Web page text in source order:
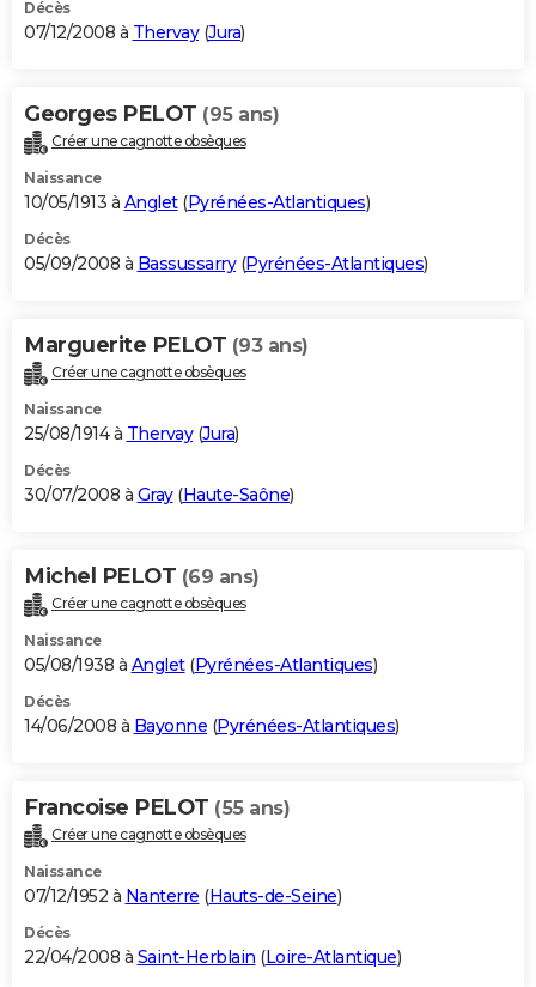
Décès
07/12/2008 à Thervay(Jura)
Georges PELOT (95 ans)
Créer une cagnotte obsèques
Naissance
10/05/1913 à Anglet(Pyrénées-Atlantiques)
Décès
05/09/2008 à Bassussarry(Pyrénées-Atlantiques)
Marguerite PELOT (93 ans)
Créer une cagnotte obsèques
Naissance
25/08/1914 à Thervay(Jura)
Décès
30/07/2008 à Gray(Haute-Saône)
Michel PELOT (69 ans)
Créer une cagnotte obsèques
Naissance
05/08/1938 à Anglet(Pyrénées-Atlantiques)
Décès
14/06/2008 à Bayonne (Pyrénées-Atlantiques)
Francoise PELOT (55 ans)
Créer une cagnotte obsèques
Naissance
07/12/1952 à Nanterre (Hauts-de-Seine)
Décès
22/04/2008 à Saint-Herblain (Loire-Atlantique)